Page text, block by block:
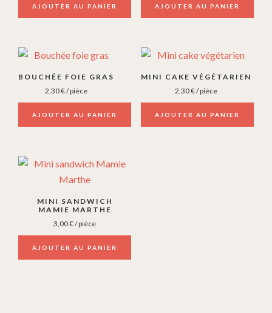
AJOUTER AU PANIER AJOUTER AU PANIER
BOUCHÉE FOIE GRAS
2,30€/ pièce
AJOUTER AU PANIER
MINI CAKE VÉGÉTARIEN
2,30€/ pièce
AJOUTER AU PANIER
MINI SANDWICH
MAMIE MARTHE
3,00€/ pièce
AJOUTER AU PANIER